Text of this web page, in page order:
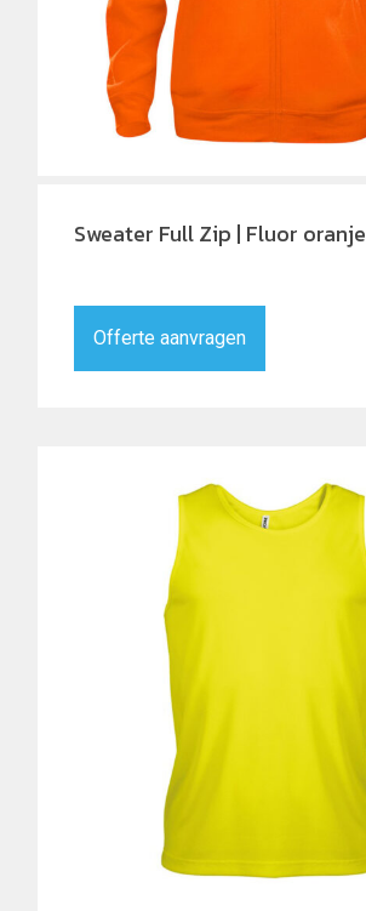
Sweater Full Zip | Fluor oranje
Offerte aanvragen